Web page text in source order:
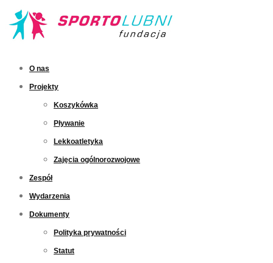
O nas
Projekty
Koszykówka
Pływanie
Lekkoatletyka
Zajęcia ogólnorozwojowe
Zespół
Wydarzenia
Dokumenty
Polityka prywatności
Statut